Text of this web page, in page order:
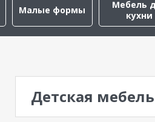
Малые формы
Мебель
кухни
Детская мебель